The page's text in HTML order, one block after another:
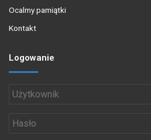
Ocalmy pamiątki
Kontakt
Logowanie